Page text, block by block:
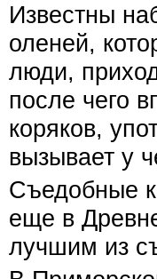
Известны
оленей,
люди,
после чего
коряков,
вызывает у
Съедобные
еще в
лучшим из